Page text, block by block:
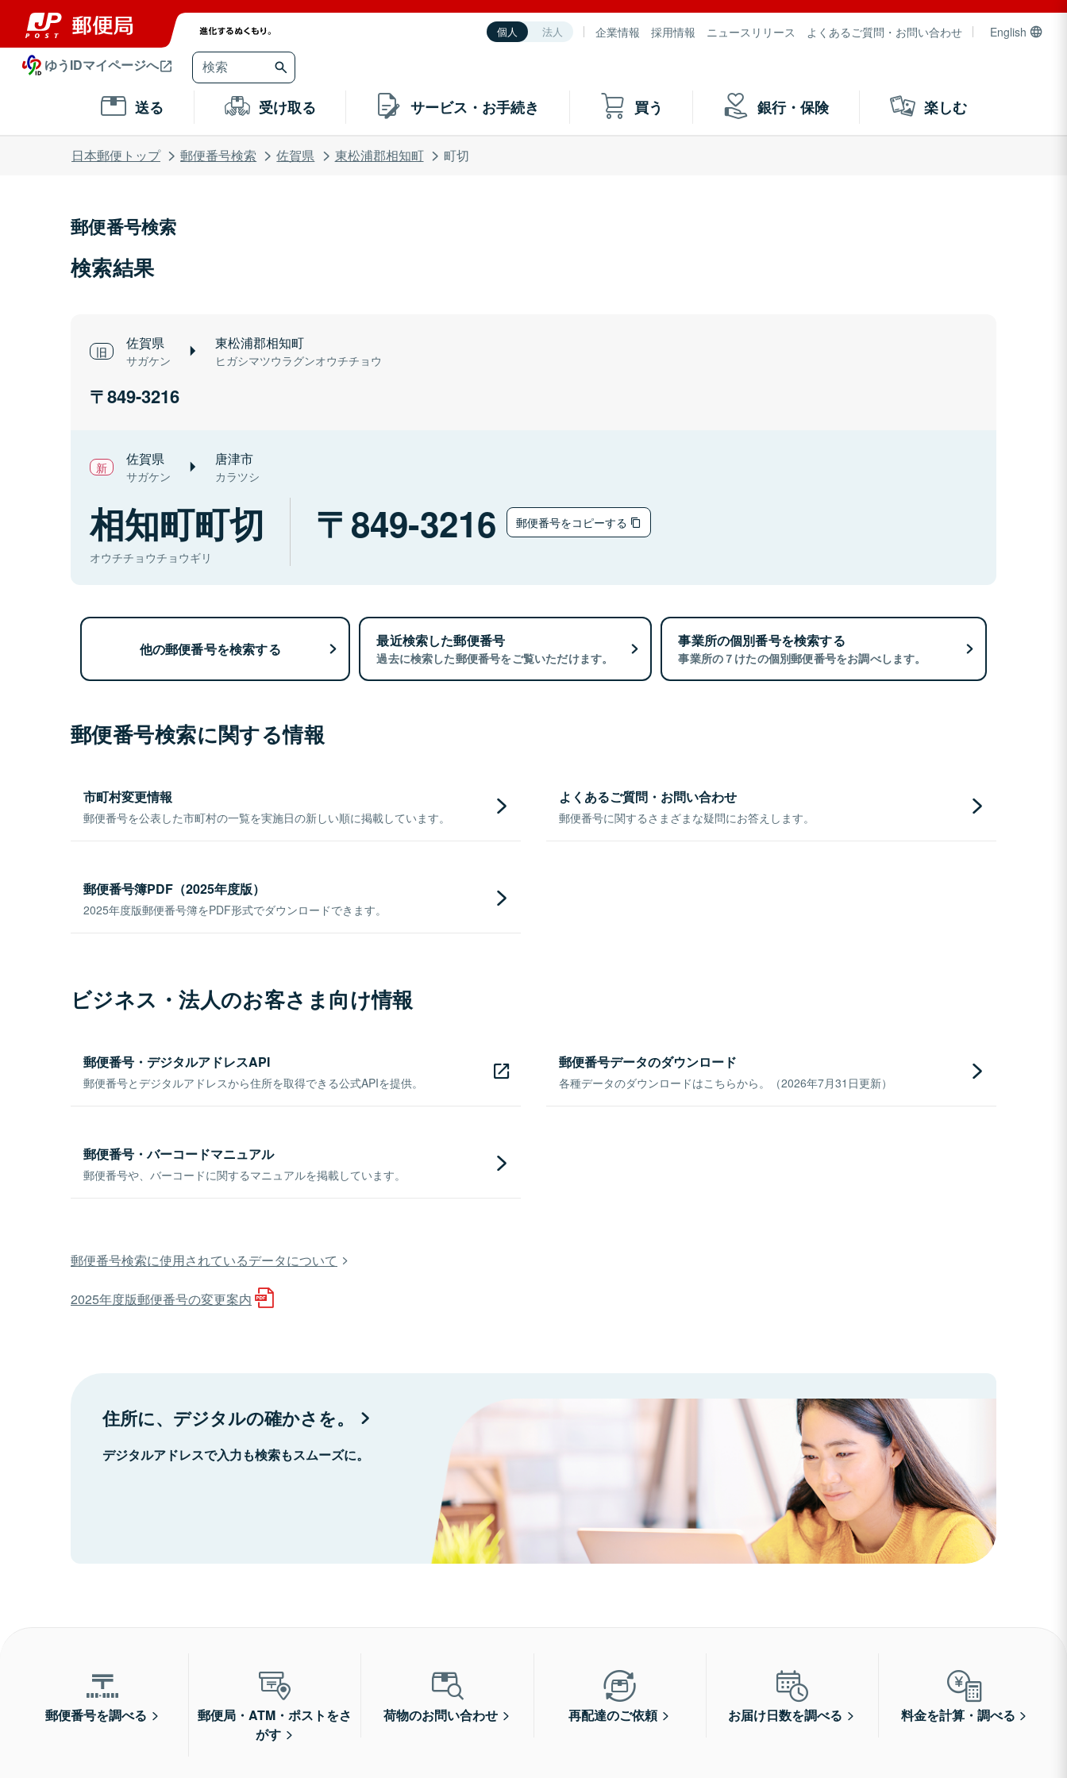
個人 法人 企業情報 採用情報 ニュースリリース よくあるご質問・お問い合わせ English
ゆうIDマイページへ
送る 受け取る サービス・お手続き 買う 銀行・保険 楽しむ
日本郵便トップ 郵便番号検索 佐賀県 東松浦郡相知町 町切
郵便番号検索
検索結果
佐賀県
サガケン
東松浦郡相知町
ヒガシマツウラグンオウチチョウ
849-3216
佐賀県
サガケン
唐津市
カラツシ
相知町町切
オウチチョウチョウギリ
849-3216 郵便番号をコピーする
他の郵便番号を検索する 最近検索した郵便番号
過去に検索した郵便番号をご覧いただけます。
事業所の個別番号を検索する
事業所の７けたの個別郵便番号をお調べします。
郵便番号検索に関する情報
市町村変更情報
郵便番号を公表した市町村の一覧を実施日の新しい順に掲載しています。
よくあるご質問・お問い合わせ
郵便番号に関するさまざまな疑問にお答えします。
郵便番号簿PDF（2025年度版）
2025年度版郵便番号簿をPDF形式でダウンロードできます。
ビジネス・法人のお客さま向け情報
郵便番号・デジタルアドレスAPI
郵便番号とデジタルアドレスから住所を取得できる公式APIを提供。
郵便番号データのダウンロード
各種データのダウンロードはこちらから。（2026年7月31日更新）
郵便番号・バーコードマニュアル
郵便番号や、バーコードに関するマニュアルを掲載しています。
郵便番号検索に使用されているデータについて
2025年度版郵便番号の変更案内
住所に、デジタルの確かさを。
デジタルアドレスで入力も検索もスムーズに。
郵便番号を調べる
郵便局・ATM・ポストをさ
がす
荷物のお問い合わせ 再配達のご依頼 お届け日数を調べる 料金を計算・調べる